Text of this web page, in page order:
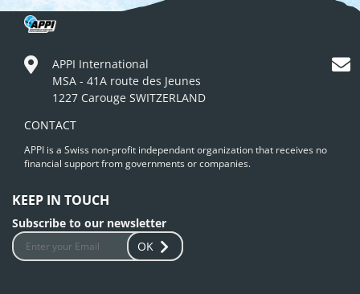
APPI International
MSA - 41A route des Jeunes
1227 Carouge SWITZERLAND
CONTACT
APPI is a Swiss non-profit independant organization that receives no
financial support from governments or companies.
KEEP IN TOUCH
Subscribe to our newsletter
OK